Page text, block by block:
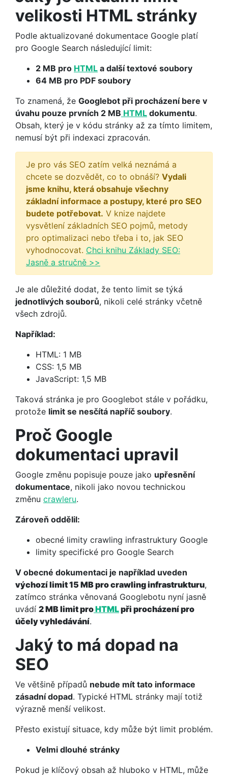
velikosti HTML stránky
Podle aktualizované dokumentace Google platí
pro Google Search následující limit:
2 MB pro HTML a další textové soubory
64 MB pro PDF soubory
To znamená, že Googlebot při procházení bere v
úvahu pouze prvních 2 MB HTML dokumentu.
Obsah, který je v kódu stránky až za tímto limitem,
nemusí být při indexaci zpracován.
Je pro vás SEO zatím velká neznámá a
chcete se dozvědět, co to obnáší? Vydali
jsme knihu, která obsahuje všechny
základní informace a postupy, které pro SEO
budete potřebovat. V knize najdete
vysvětlení základních SEO pojmů, metody
pro optimalizaci nebo třeba i to, jak SEO
vyhodnocovat. Chci knihu Základy SEO:
Jasně a stručně >>
Je ale důležité dodat, že tento limit se týká
jednotlivých souborů, nikoli celé stránky včetně
všech zdrojů.
Například:
HTML: 1 MB
CSS: 1,5 MB
JavaScript: 1,5 MB
Taková stránka je pro Googlebot stále v pořádku,
protože limit se nesčítá napříč soubory.
Proč Google
dokumentaci upravil
Google změnu popisuje pouze jako upřesnění
dokumentace, nikoli jako novou technickou
změnu crawleru.
Zároveň oddělil:
obecné limity crawling infrastruktury Google
limity specifické pro Google Search
V obecné dokumentaci je například uveden
výchozí limit 15 MB pro crawling infrastrukturu,
zatímco stránka věnovaná Googlebotu nyní jasně
uvádí 2 MB limit proHTMLpři procházení pro
účely vyhledávání.
Jaký to má dopad na
SEO
Ve většině případů nebude mít tato informace
zásadní dopad. Typické HTML stránky mají totiž
výrazně menší velikost.
Přesto existují situace, kdy může být limit problém.
Velmi dlouhé stránky
Pokud je klíčový obsah až hluboko v HTML, může